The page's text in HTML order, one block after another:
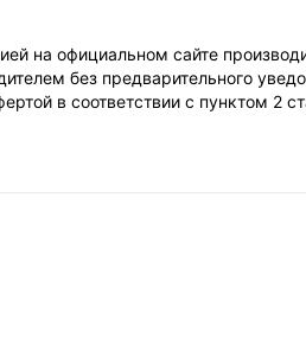
на официальном сайте
без предварительного
в соответствии с пунктом